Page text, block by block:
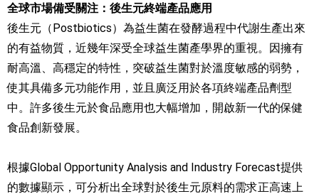
全球市場備受關注：後生元終端產品應用
後生元（Postbiotics）為益生菌在發酵過程中代謝生產出來
的有益物質，近幾年深受全球益生菌產學界的重視。因擁有
耐高溫、高穩定的特性，突破益生菌對於溫度敏感的弱勢，
使其具備多元功能作用，並且廣泛用於各項終端產品劑型
中。許多後生元於食品應用也大幅增加，開啟新一代的保健
食品創新發展。
根據Global Opportunity Analysis and Industry Forecast提供
的數據顯示，可分析出全球對於後生元原料的需求正高速上